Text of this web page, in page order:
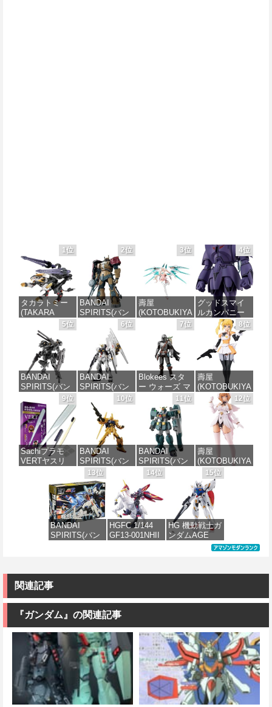
1位
タカラトミー
(TAKARA
SPARK
REALIZE
MODEL リアラ
イズモデル
ZOIDS ゾイド
RMZ-025 ライ
ガーゼロファ
ルコン (ZBF)
色分け済み プ
ラキット
価格：¥8,334
2位
BANDAI
SPIRITS(バン
ダイスピリッ
ツ) HG 機動戦
士ガンダム 復
讐のレクイエ
ム ザクⅡ F型
ソラリ機 (復讐
のレクイエム)
1/144スケール
色分け済みプ
ラモデル
価格：¥2,700
3位
壽屋
(KOTOBUKIYA
) メガミデバイ
ス デザイアメ
イデン レイダ
ー シュガーグ
レイズ 全高約
180mm 1/1ス
ケール プラモ
デル
価格：¥6,239
4位
グッドスマイ
ルカンパニー
巨神ゴーグ
MODEROID マ
ノン・ガーデ
ィアン 組み立
て式プラモデ
ル ノンスケー
ル 全高約
170mm
価格：¥7,656
5位
BANDAI
SPIRITS(バン
ダイ スピリッ
ツ) 30MM
xEXM-000 ゼ
ノヴァルト
1/144スケール
色分け済みプ
ラモデル
6位
BANDAI
SPIRITS(バン
ダイ スピリッ
ツ) RG 機動戦
士ガンダム 逆
襲のシャア νガ
ンダム 1/144ス
ケール 色分け
済みプラモデ
ル
価格：¥5,400
7位
Blokees スタ
ー ウォーズ マ
ンダロリアン&
グローグー
CC05 ディン
ジャリン&グロ
ーグー ABS樹
脂&PVC製 組
み立て式プラ
スチックモデ
価格：¥4,475
8位
壽屋
(KOTOBUKIYA
) 無限邂逅メガ
ロマリア スタ
ーズ 全高約
140mm ノンス
ケール プラモ
デル
価格：¥8,566
9位
Sachiプラモ
VERTヤスリ
開発】 超極細
ガラスヤスリ
５点セット ガ
ンプラ プラモ
デル ゲート処
理 模型 フィギ
価格：¥2,320
10位
BANDAI
SPIRITS(バン
ダイ スピリッ
ツ) HGUC 200
機動戦士Zガン
ダム 百式
1/144スケール
色分け済みプ
ラモデル
11位
BANDAI
SPIRITS(バン
ダイ スピリッ
ツ) HG 機動新
世紀ガンダムX
ガンダムレオ
パルド 1/144ス
ケール 色分け
済みプラモデ
ル
12位
壽屋
(KOTOBUKIYA
) アルカナディ
ア ルミティア
First Engage
Ver.〈ファース
トエンゲージ
Ver.〉 全高約
160mm ノンス
ケール プラモ
デル
13位
BANDAI
SPIRITS(バン
ダム （機動戦
士ZZガンダ
価格：¥2,400
14位
HGFC 1/144
GF13-001NHII
ガンダム)
15位
HG 機動戦士ガ
ンダムAGE
xvm-fzc ガン
色分け済みプ
価格：¥1,742
関連記事
『ガンダム』の関連記事